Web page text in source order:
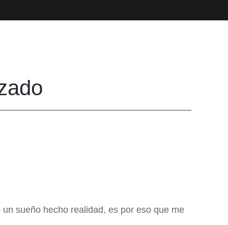
sueño hecho realidad, es por eso que me